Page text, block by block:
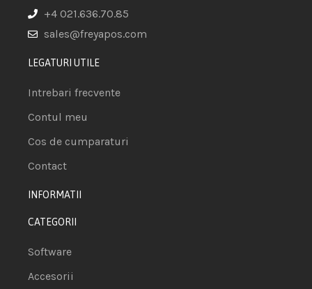
+4 021.636.70.85
sales@freyapos.com
LEGATURI UTILE
Intrebari frecvente
Contul meu
Cos de cumparaturi
Contact
INFORMATII
CATEGORII
Software
Accesorii